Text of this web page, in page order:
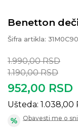
Benetton
Šifra artikla:
1.990,00 RSD
1.190,00 RSD
952,00 RSD
Ušteda: 1.038,00
Obavesti me o